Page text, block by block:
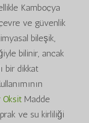
Kamboçya
ve güvenlik
bileşik,
bilinir, ancak
bir dikkat
OksitMadde
ve su kirliliği